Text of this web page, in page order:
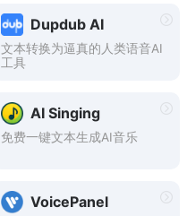
Dupdub AI
文本转换为逼真的人类语音AI
工具
AI Singing
免费一键文本生成AI音乐
VoicePanel